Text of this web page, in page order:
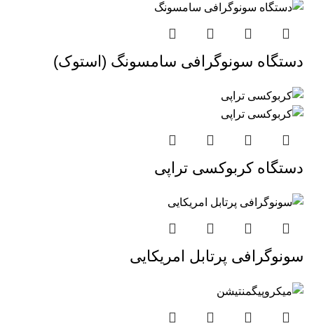
دستگاه سونوگرافی سامسونگ (استوک)
دستگاه کربوکسی تراپی
سونوگرافی پرتابل امریکایی